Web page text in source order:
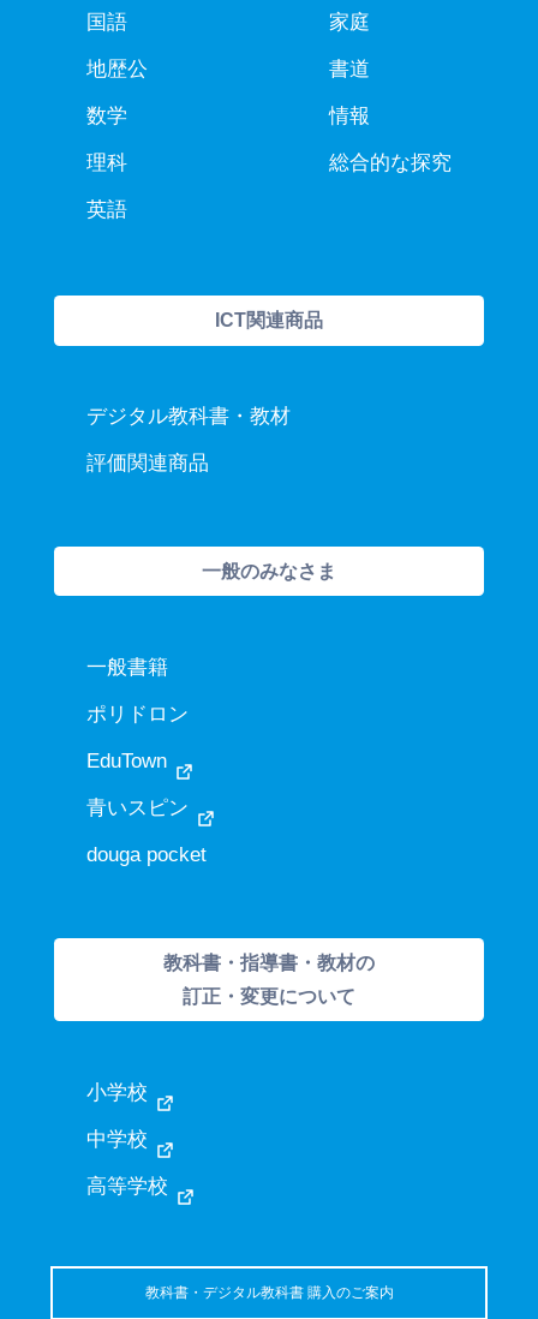
国語
地歴公
数学
理科
英語
家庭
書道
情報
総合的な探究
ICT関連商品
デジタル教科書・教材
評価関連商品
一般のみなさま
一般書籍
ポリドロン
EduTown
青いスピン
douga pocket
教科書・指導書・教材の
訂正・変更について
小学校
中学校
高等学校
教科書・デジタル教科書 購入のご案内